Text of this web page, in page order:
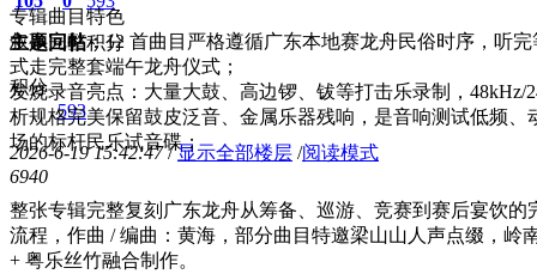
主题回帖积分
积分
593
2026-6-19 15:42:47 / 显示全部楼层 /阅读模式
6940
专辑曲目特色
叙事完整：12 首曲目严格遵循广东本地赛龙舟民俗时序，听
式走完整套端午龙舟仪式；
发烧录音亮点：大量大鼓、高边锣、钹等打击乐录制，48kHz/
析规格完美保留鼓皮泛音、金属乐器残响，是音响测试低频、
场的标杆民乐试音碟；
整张专辑完整复刻广东龙舟从筹备、巡游、竞赛到赛后宴饮的
流程，作曲 / 编曲：黄海，部分曲目特邀梁山山人声点缀，岭
+ 粤乐丝竹融合制作。